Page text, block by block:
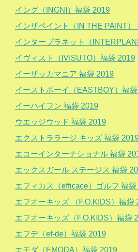
イング（INGNI）福袋 2019
インザペイント（IN THE PAINT）
インタープラネット（
イヴィスト（IVISUTO）福袋 2019
イーザッカマニア 福袋 2019
イーストボーイ（EASTBOY）福
イーハイフン 福袋 2019
ウエッジウッド 福袋 2019
エクストララージ キッズ 福袋
エコーインターナショナル 福袋
エックスガール ステージス 福袋
エフィカス（efficace）ゴルフ 福
エフオーキッズ （F.O.KIDS）福袋
エフオーキッズ（F.O.KIDS）福袋
エフデ（ef-de）福袋 2019
エモダ（EMODA）福袋 2019